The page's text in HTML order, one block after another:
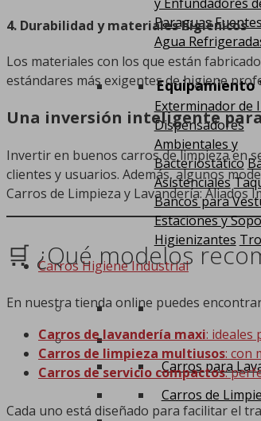
Paraguas
Agua
Equipamiento
Exterminador de
Dispensadores
Ambientales y
Bacteriostático
Asistenciales
Bancos para
Estaciones y
Higienizantes
Carros Higiene Industrial
Carros para
Carros de
4. Durabilidad y materiales higiénicos
Los materiales con los que están
estándares más exigentes de higiene
Una inversión inteligente
Invertir en buenos carros de limpieza en
clientes y usuarios. Además, algunos
Carros de Limpieza y Lavandería: Aliados
🛒 ¿Qué modelos
En nuestra tienda online puedes
Carros de lavandería maxi: ideales
Carros de limpieza multiusos: con
Carros de servicio compactos:
Cada uno está diseñado para facilitar el